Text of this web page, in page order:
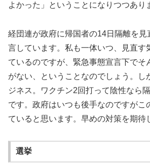
よかった」ということになりつつあり
経団連が政府に帰国者の14日隔離を見
言しています。私も一体いつ、見直す
ているのですが、緊急事態宣言下でそ
がない、ということなのでしょう。し
ジネス。ワクチン2回打って陰性なら
です。政府はいつも後手なのですがこ
ていると思います。早めの対策を期待
選挙